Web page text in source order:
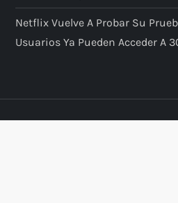
Netflix Vuelve A Probar Su
Usuarios Ya Pueden Acceder A